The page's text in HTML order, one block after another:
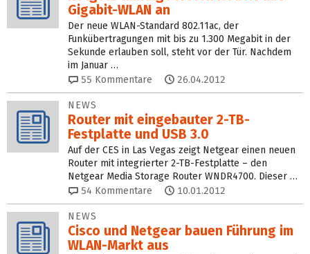
Gigabit-WLAN an
Der neue WLAN-Standard 802.11ac, der
Funkübertragungen mit bis zu 1.300 Megabit in der
Sekunde erlauben soll, steht vor der Tür. Nachdem
im Januar …
55 Kommentare 26.04.2012
NEWS
Router mit eingebauter 2-TB-
Festplatte und USB 3.0
Auf der CES in Las Vegas zeigt Netgear einen neuen
Router mit integrierter 2-TB-Festplatte – den
Netgear Media Storage Router WNDR4700. Dieser …
54 Kommentare 10.01.2012
NEWS
Cisco und Netgear bauen Führung im
WLAN-Markt aus